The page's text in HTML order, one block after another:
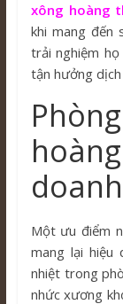
xông hoàng
khi mang đến
trải nghiệm
tận hưởng
Một ưu điểm
mang lại
nhiệt trong
nhức xương